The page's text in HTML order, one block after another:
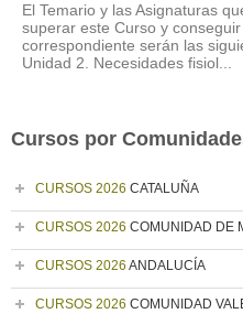
El Temario y las Asignaturas
superar este Curso y
correspondiente serán las
Unidad 2. Necesidades fisiol...
Cursos por
CURSOS 2026 CATALUÑA
CURSOS 2026 COMUNIDAD DE
CURSOS 2026 ANDALUCÍA
CURSOS 2026 COMUNIDAD